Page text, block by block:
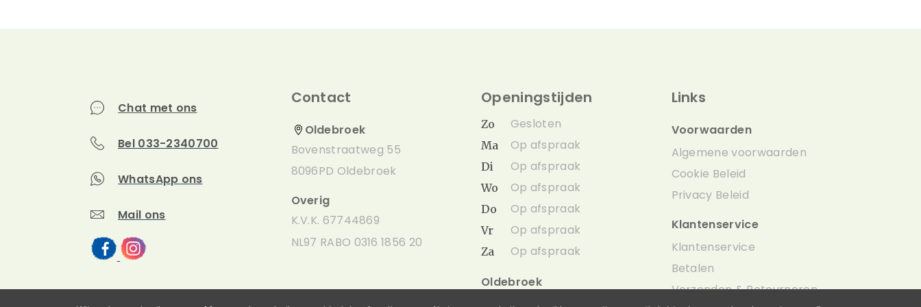
Chat met ons
Bel 033-2340700
WhatsApp ons
Mail ons
Contact
Oldebroek
Bovenstraatweg 55
8096PD Oldebroek
Overig
K.V.K. 67744869
NL97 RABO 0316 1856 20
Openingstijden
Zo Gesloten
Ma Op afspraak
Di Op afspraak
Wo Op afspraak
Do Op afspraak
Vr Op afspraak
Za
Op afspraak
Oldebroek
Links
Voorwaarden
Algemene voorwaarden
Cookie Beleid
Privacy Beleid
Klantenservice
Klantenservice
Betalen
Verzenden & Retourneren